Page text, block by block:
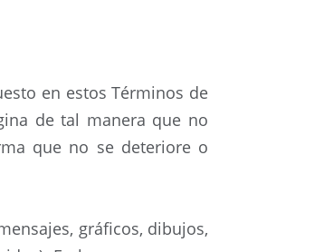
en estos Términos de
de tal manera que no
que no se deteriore o
gráficos, dibujos,